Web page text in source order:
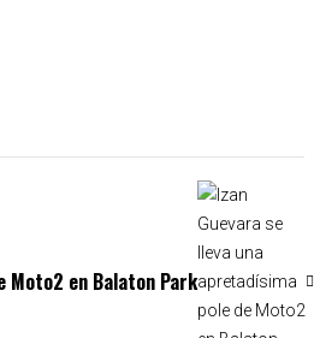
Moto2 en Balaton Park